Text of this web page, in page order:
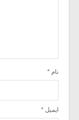
نام *
ایمیل *